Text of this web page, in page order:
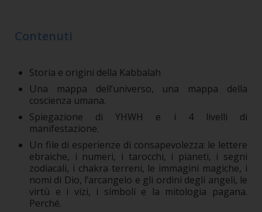
Contenuti
Storia e origini della Kabbalah
Una mappa dell’universo, una mappa della
coscienza umana.
Spiegazione di YHWH e i 4 livelli di
manifestazione.
Un file di esperienze di consapevolezza: le lettere
ebraiche, i numeri, i tarocchi, i pianeti, i segni
zodiacali, i chakra terreni, le immagini magiche, i
nomi di Dio, l’arcangelo e gli ordini degli angeli, le
virtù e i vizi, i simboli e la mitologia pagana.
Perché.